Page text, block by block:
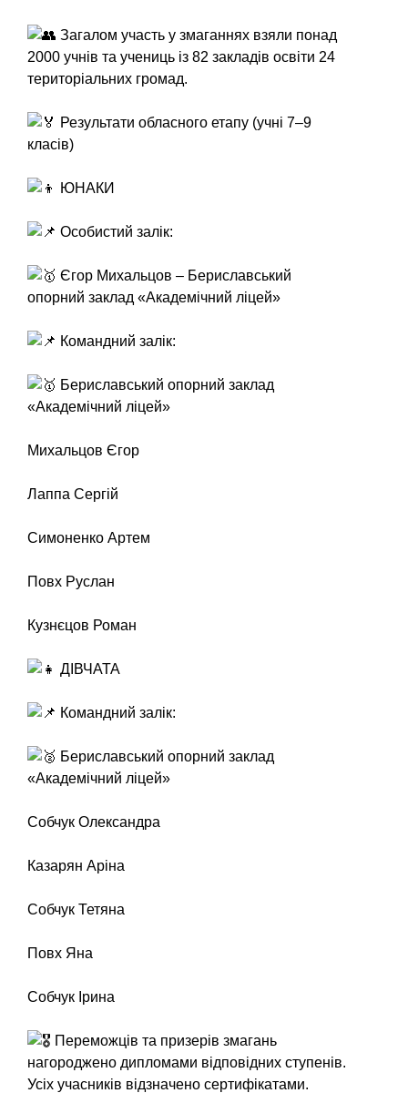
Загалом участь у змаганнях взяли понад
2000 учнів та учениць із 82 закладів освіти 24
територіальних громад.
Результати обласного етапу (учні 7–9
класів)
ЮНАКИ
Особистий залік:
Єгор Михальцов – Бериславський
опорний заклад «Академічний ліцей»
Командний залік:
Бериславський опорний заклад
«Академічний ліцей»
Михальцов Єгор
Лаппа Сергій
Симоненко Артем
Повх Руслан
Кузнєцов Роман
ДІВЧАТА
Командний залік:
Бериславський опорний заклад
«Академічний ліцей»
Собчук Олександра
Казарян Аріна
Собчук Тетяна
Повх Яна
Собчук Ірина
Переможців та призерів змагань
нагороджено дипломами відповідних ступенів.
Усіх учасників відзначено сертифікатами.